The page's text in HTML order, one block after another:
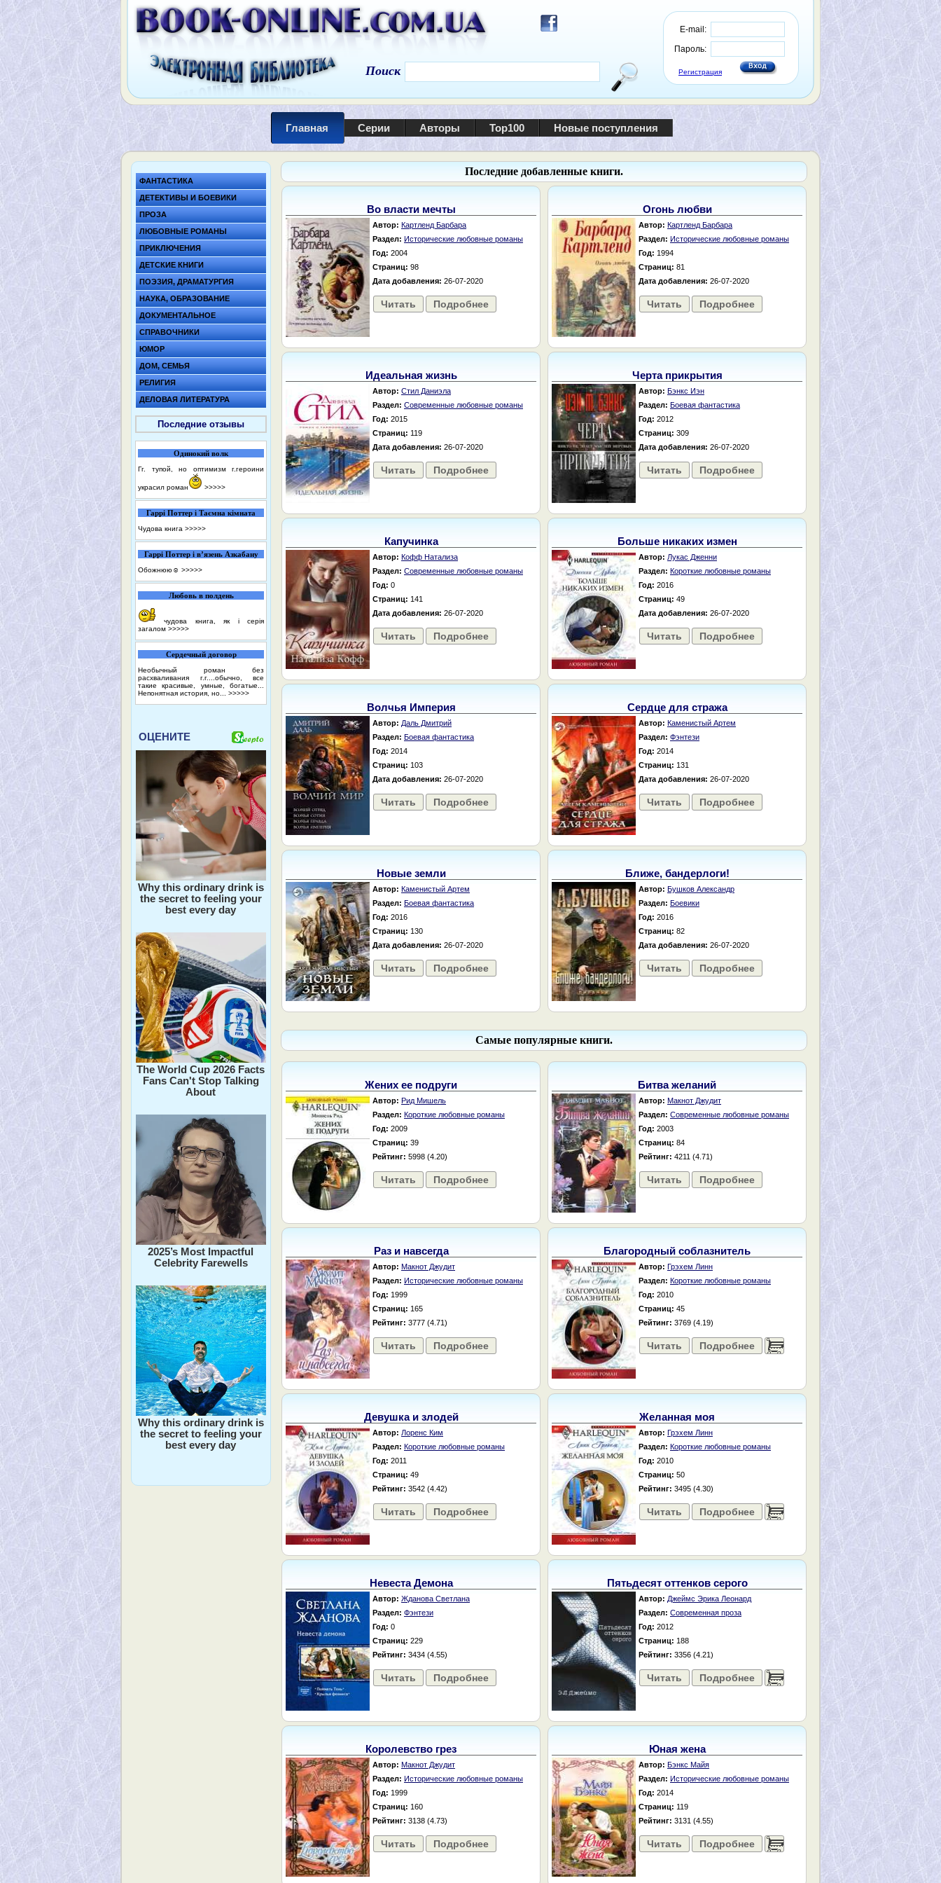
E-mail:
Пароль:
Регистрация
Поиск
Главная Серии Авторы Top100 Новые поступления
ФАНТАСТИКА
ДЕТЕКТИВЫ И БОЕВИКИ
ПРОЗА
ЛЮБОВНЫЕ РОМАНЫ
ПРИКЛЮЧЕНИЯ
ДЕТСКИЕ КНИГИ
ПОЭЗИЯ, ДРАМАТУРГИЯ
НАУКА, ОБРАЗОВАНИЕ
ДОКУМЕНТАЛЬНОЕ
СПРАВОЧНИКИ
ЮМОР
ДОМ, СЕМЬЯ
РЕЛИГИЯ
ДЕЛОВАЯ ЛИТЕРАТУРА
Последние отзывы
Одинокий волк
Гг. тупой, но оптимизм г.героини
украсил роман >>>>>
Гаррі Поттер і Таємна кімната
Чудова книга >>>>>
Гаррі Поттер і в’язень Азкабану
Обожнюю☺️ >>>>>
Любовь в полдень
чудова книга, як і серія
загалом >>>>>
Сердечный договор
Необычный роман без
расхваливания г.г....обычно, все
такие красивые, умные, богатые...
Непонятная история, но... >>>>>
ОЦЕНИТЕ
Why this ordinary drink is
the secret to feeling your
best every day
The World Cup 2026 Facts
Fans Can't Stop Talking
About
2025’s Most Impactful
Celebrity Farewells
Why this ordinary drink is
the secret to feeling your
best every day
Последние добавленные книги.
Во власти мечты
Автор: Картленд Барбара
Раздел: Исторические любовные романы
Год: 2004
Страниц: 98
Дата добавления: 26-07-2020
Читать Подробнее
Огонь любви
Автор: Картленд Барбара
Раздел: Исторические любовные романы
Год: 1994
Страниц: 81
Дата добавления: 26-07-2020
Читать Подробнее
Идеальная жизнь
Автор: Стил Даниэла
Раздел: Современные любовные романы
Год: 2015
Страниц: 119
Дата добавления: 26-07-2020
Читать Подробнее
Черта прикрытия
Автор: Бэнкс Иэн
Раздел: Боевая фантастика
Год: 2012
Страниц: 309
Дата добавления: 26-07-2020
Читать Подробнее
Капучинка
Автор: Кофф Натализа
Раздел: Современные любовные романы
Год: 0
Страниц: 141
Дата добавления: 26-07-2020
Читать Подробнее
Больше никаких измен
Автор: Лукас Дженни
Раздел: Короткие любовные романы
Год: 2016
Страниц: 49
Дата добавления: 26-07-2020
Читать Подробнее
Волчья Империя
Автор: Даль Дмитрий
Раздел: Боевая фантастика
Год: 2014
Страниц: 103
Дата добавления: 26-07-2020
Читать Подробнее
Сердце для стража
Автор: Каменистый Артем
Раздел: Фэнтези
Год: 2014
Страниц: 131
Дата добавления: 26-07-2020
Читать Подробнее
Новые земли
Автор: Каменистый Артем
Раздел: Боевая фантастика
Год: 2016
Страниц: 130
Дата добавления: 26-07-2020
Читать Подробнее
Ближе, бандерлоги!
Автор: Бушков Александр
Раздел: Боевики
Год: 2016
Страниц: 82
Дата добавления: 26-07-2020
Читать Подробнее
Самые популярные книги.
Жених ее подруги
Автор: Рид Мишель
Раздел: Короткие любовные романы
Год: 2009
Страниц: 39
Рейтинг: 5998 (4.20)
Читать Подробнее
Битва желаний
Автор: Макнот Джудит
Раздел: Современные любовные романы
Год: 2003
Страниц: 84
Рейтинг: 4211 (4.71)
Читать Подробнее
Раз и навсегда
Автор: Макнот Джудит
Раздел: Исторические любовные романы
Год: 1999
Страниц: 165
Рейтинг: 3777 (4.71)
Читать Подробнее
Благородный соблазнитель
Автор: Грэхем Линн
Раздел: Короткие любовные романы
Год: 2010
Страниц: 45
Рейтинг: 3769 (4.19)
Читать Подробнее ......
Девушка и злодей
Автор: Лоренс Ким
Раздел: Короткие любовные романы
Год: 2011
Страниц: 49
Рейтинг: 3542 (4.42)
Читать Подробнее
Желанная моя
Автор: Грэхем Линн
Раздел: Короткие любовные романы
Год: 2010
Страниц: 50
Рейтинг: 3495 (4.30)
Читать Подробнее ......
Невеста Демона
Автор: Жданова Светлана
Раздел: Фэнтези
Год: 0
Страниц: 229
Рейтинг: 3434 (4.55)
Читать Подробнее
Пятьдесят оттенков серого
Автор: Джеймс Эрика Леонард
Раздел: Современная проза
Год: 2012
Страниц: 188
Рейтинг: 3356 (4.21)
Читать Подробнее ......
Королевство грез
Автор: Макнот Джудит
Раздел: Исторические любовные романы
Год: 1999
Страниц: 160
Рейтинг: 3138 (4.73)
Читать Подробнее
Юная жена
Автор: Бэнкс Майя
Раздел: Исторические любовные романы
Год: 2014
Страниц: 119
Рейтинг: 3131 (4.55)
Читать Подробнее ......